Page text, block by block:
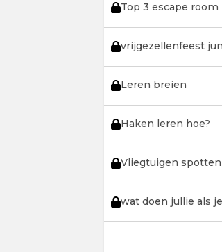
Top 3 escape room
vrijgezellenfeest
Leren breien
Haken leren hoe?
Vliegtuigen spotten
wat doen jullie als